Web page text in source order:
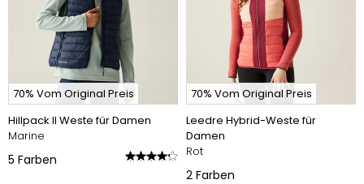
70% Vom Original Preis
Hillpack II Weste für Damen
Marine
5 Farben
70% Vom Original Preis
Leedre Hybrid-Weste für
Damen
Rot
2 Farben